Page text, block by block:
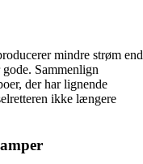
mindre strøm end
Sammenlign
der har lignende
ikke længere